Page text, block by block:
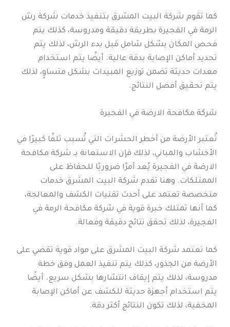
كما تقوم شركة البيت المشرق بتنفيذ خدمات شركة رش
الرمة في الفجيرة بطريقة دقيقة ومدروسة، كذلك يتم
فحص المكان بشكل شامل قبل بدء الرش، لذلك يتم
تحديد أماكن الإصابة بدقة عالية. أيضًا يتم استخدام
معدات حديثة تضمن توزيع المبيدات بشكل متساوٍ، لذلك
يتم تحقيق أفضل النتائج.
شركة مكافحة الارضة في الفجيرة
تُعتبر الأرضة من أخطر الحشرات التي تُسبب تلفًا كبيرًا في
الأخشاب والمباني، لذلك فإن الاستعانة بـ شركة مكافحة
الارضة في الفجيرة يُعد أمرًا ضروريًا للحفاظ على
الممتلكات. وهنا تقدم شركة البيت المشرق خدمات
متخصصة تعتمد على أحدث تقنيات الكشف والمعالجة،
كما أنها تمتلك خبرة قوية في شركة مكافحة الرمة في
الفجيرة، لذلك تحقق نتائج دقيقة وفعالة.
كما تعتمد شركة البيت المشرق على مواد قوية تقضي على
الأرضة من الجذور، كذلك يتم تنفيذ العمل وفق خطة
مدروسة، لذلك يتم إيقاف انتشارها بشكل سريع. أيضًا
يتم استخدام أجهزة حديثة للكشف عن أماكن الإصابة
المخفية، لذلك تكون النتائج أكثر دقة.